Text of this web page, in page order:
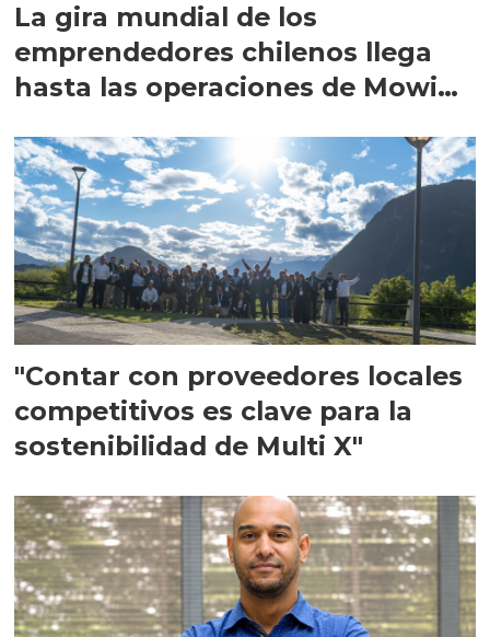
La gira mundial de los
emprendedores chilenos llega
hasta las operaciones de Mowi
"Contar con proveedores locales
competitivos es clave para la
sostenibilidad de Multi X"